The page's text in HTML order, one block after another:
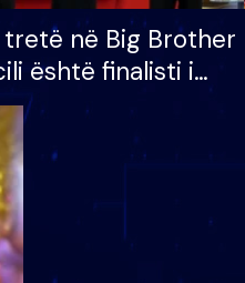
tretë në Big Brother
është finalisti i
lë shtëpinë